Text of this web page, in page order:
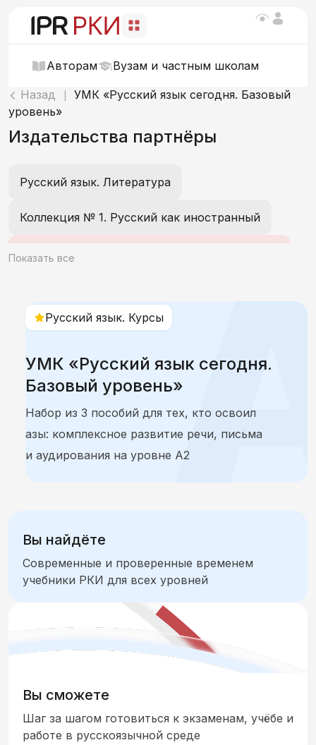
Авторам Вузам и частным школам
Назад
УМК «Русский язык сегодня. Базовый
уровень»
Издательства партнёры
Русский язык. Литература
Коллекция № 1. Русский как иностранный
УМК «Русский язык сегодня. Элементарный уровень»
Классное чтение
Показать все
Русский язык. Курсы
УМК «Русский язык сегодня.
Базовый уровень»
Набор из 3 пособий для тех, кто освоил
азы: комплексное развитие речи, письма
и аудирования на уровне А2
Вы найдёте
Современные и проверенные временем
учебники РКИ для всех уровней
Вы сможете
Шаг за шагом готовиться к экзаменам, учёбе и
работе в русскоязычной среде